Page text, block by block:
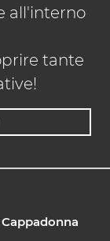
all'interno
tante
Cappadonna